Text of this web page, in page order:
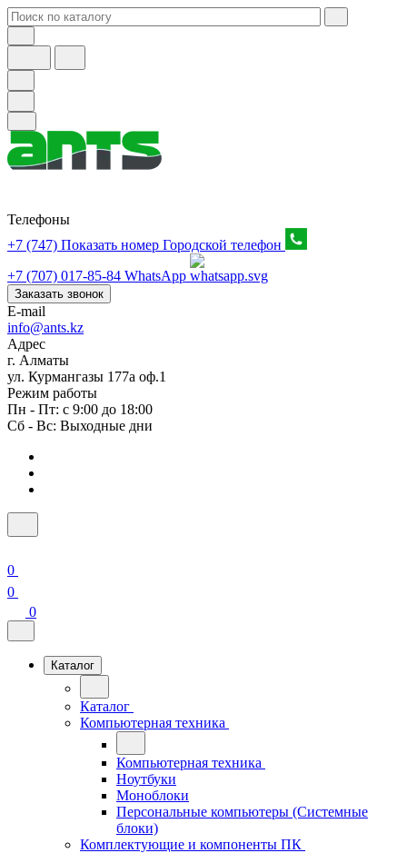
Телефоны
+7 (747) Показать номер Городской телефон
+7 (707) 017-85-84 WhatsApp
Заказать звонок
E-mail
info@ants.kz
Адрес
г. Алматы
ул. Курмангазы 177а оф.1
Режим работы
Пн - Пт: с 9:00 до 18:00
Сб - Вс: Выходные дни
0
0
0
Каталог
Каталог
Компьютерная техника
Компьютерная техника
Ноутбуки
Моноблоки
Персональные компьютеры (Системные
блоки)
Комплектующие и компоненты ПК